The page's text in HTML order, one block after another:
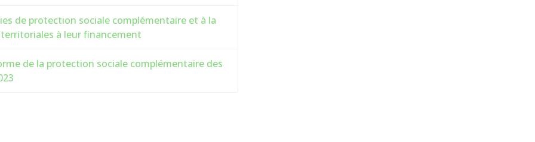
de protection sociale complémentaire et à la
à leur financement
de la protection sociale complémentaire des